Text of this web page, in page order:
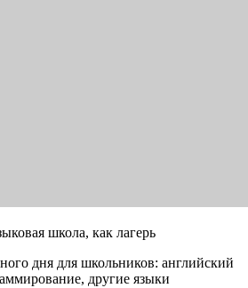
школа, как лагерь
дня для школьников: английский
другие языки